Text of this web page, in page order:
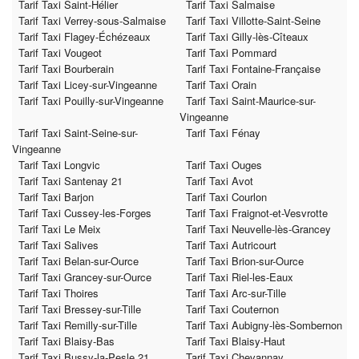
Tarif Taxi Saint-Hélier
Tarif Taxi Salmaise
Tarif Taxi Verrey-sous-Salmaise
Tarif Taxi Villotte-Saint-Seine
Tarif Taxi Flagey-Échézeaux
Tarif Taxi Gilly-lès-Cîteaux
Tarif Taxi Vougeot
Tarif Taxi Pommard
Tarif Taxi Bourberain
Tarif Taxi Fontaine-Française
Tarif Taxi Licey-sur-Vingeanne
Tarif Taxi Orain
Tarif Taxi Pouilly-sur-Vingeanne
Tarif Taxi Saint-Maurice-sur-
Vingeanne
Tarif Taxi Saint-Seine-sur-
Vingeanne
Tarif Taxi Fénay
Tarif Taxi Longvic
Tarif Taxi Ouges
Tarif Taxi Santenay 21
Tarif Taxi Avot
Tarif Taxi Barjon
Tarif Taxi Courlon
Tarif Taxi Cussey-les-Forges
Tarif Taxi Fraignot-et-Vesvrotte
Tarif Taxi Le Meix
Tarif Taxi Neuvelle-lès-Grancey
Tarif Taxi Salives
Tarif Taxi Autricourt
Tarif Taxi Belan-sur-Ource
Tarif Taxi Brion-sur-Ource
Tarif Taxi Grancey-sur-Ource
Tarif Taxi Riel-les-Eaux
Tarif Taxi Thoires
Tarif Taxi Arc-sur-Tille
Tarif Taxi Bressey-sur-Tille
Tarif Taxi Couternon
Tarif Taxi Remilly-sur-Tille
Tarif Taxi Aubigny-lès-Sombernon
Tarif Taxi Blaisy-Bas
Tarif Taxi Blaisy-Haut